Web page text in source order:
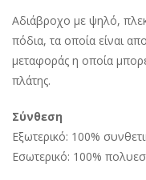
Αδιάβροχο με ψηλό,
πόδια, τα οποία είναι
μεταφοράς η οποία
πλάτης.
Σύνθεση
Εξωτερικό: 100%
Εσωτερικό: 100%